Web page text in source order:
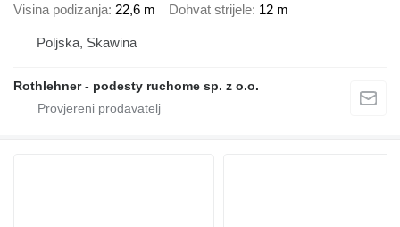
Visina podizanja 22,6 m Dohvat strijele 12 m
Poljska, Skawina
Rothlehner - podesty ruchome sp. z o.o.